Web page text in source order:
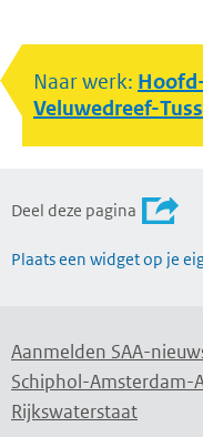
Naar werk:
Veluwedreef-
Deel deze pagina
Plaats een widget op je
Aanmelden SAA-
Schiphol-Amsterdam-
Rijkswaterstaat